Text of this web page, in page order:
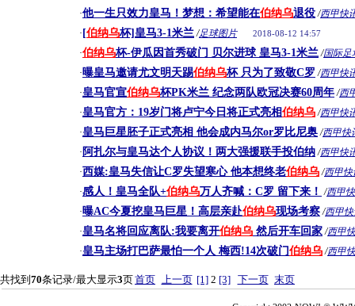
·他一生只效力皇马！梦想：希望能在伯纳乌退役 /西甲快
· [伯纳乌杯]皇马3-1米兰 /足球图片 2018-08-12 14:57
·伯纳乌杯-伊瓜因首秀破门 贝尔进球 皇马3-1米兰 /国际足
·曝皇马邀请尤文明天踢伯纳乌杯 只为了致敬C罗 /西甲快
·皇马官宣伯纳乌杯PK米兰 纪念两队欧冠决赛60周年 /西
·皇马官方：19岁门将卢宁今日将正式亮相伯纳乌 /西甲快
·皇马巨星胚子正式亮相 他会成内马尔or罗比尼奥 /西甲快
· 阿扎尔与皇马达个人协议！两大强援联手投伯纳 /西甲快
·西媒:皇马失信让C罗失望寒心 他本想终老伯纳乌 /西甲快
·感人！皇马全队+伯纳乌万人齐喊：C罗 留下来！ /西甲
·曝AC今夏挖皇马巨星！高层亲赴伯纳乌现场考察 /西甲
·皇马名将回应离队:我要离开伯纳乌 然后开车回家 /西甲
·皇马主场打巴萨最怕一个人 梅西!14次破门伯纳乌 /西甲
共找到 70条记录/最大显示3页首页 上一页 [1] 2 [3] 下一页 末页